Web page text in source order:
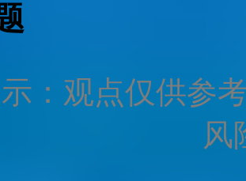
：观点仅供参
风